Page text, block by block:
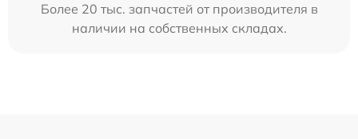
Более 20 тыс. запчастей от производителя в
наличии на собственных складах.